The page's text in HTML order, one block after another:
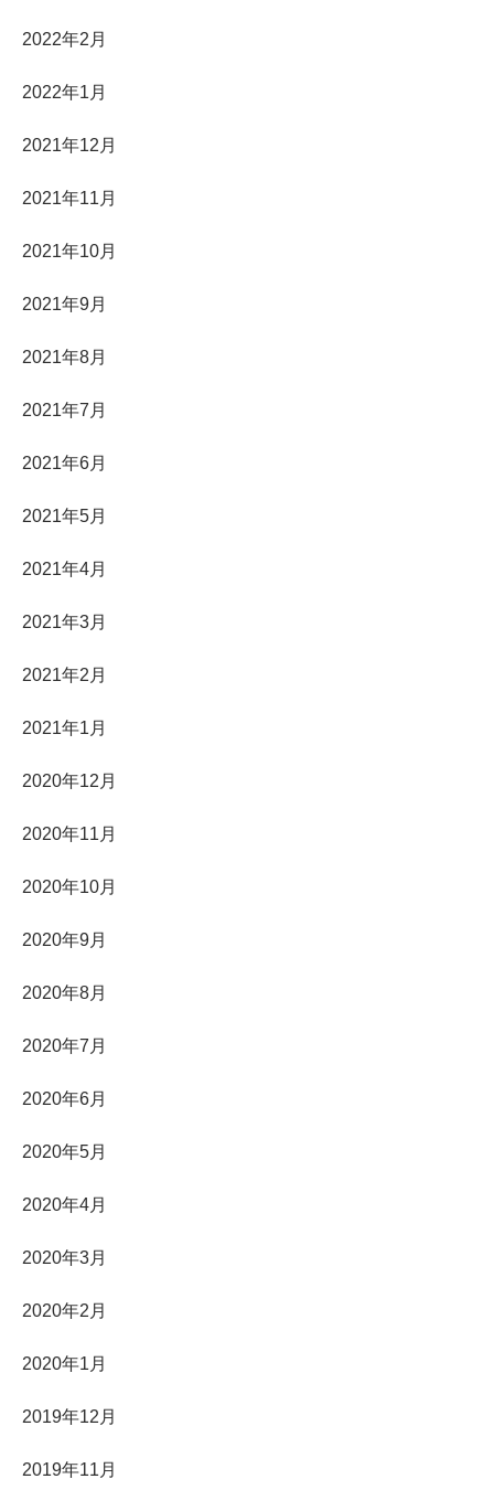
2022年2月
2022年1月
2021年12月
2021年11月
2021年10月
2021年9月
2021年8月
2021年7月
2021年6月
2021年5月
2021年4月
2021年3月
2021年2月
2021年1月
2020年12月
2020年11月
2020年10月
2020年9月
2020年8月
2020年7月
2020年6月
2020年5月
2020年4月
2020年3月
2020年2月
2020年1月
2019年12月
2019年11月